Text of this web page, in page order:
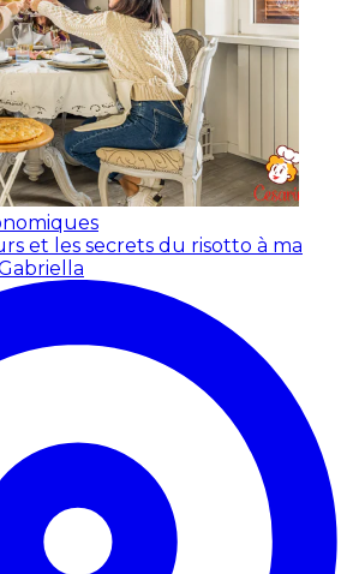
et les secrets du risotto à ma